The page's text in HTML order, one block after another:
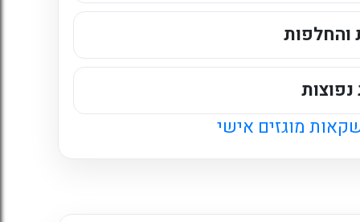
והחלפות
מוגזים אישי